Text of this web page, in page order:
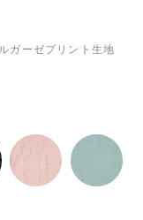
ガーゼプリント生地